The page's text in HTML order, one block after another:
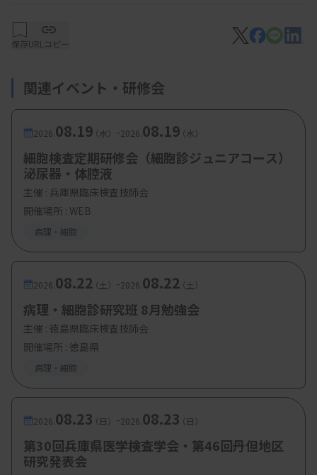
保存URLコピー
関連イベント・研修会
2026. 08.19（水） -2026. 08.19（水）
細胞検査定期研修会（細胞診ジュニアコース）
泌尿器・体腔液
主催 : 兵庫県臨床検査技師会
開催場所 : WEB
病理・細胞
2026. 08.22（土） -2026. 08.22（土）
病理・細胞診研究班 8月勉強会
主催 : 徳島県臨床検査技師会
開催場所 : 徳島県
病理・細胞
2026. 08.23（日） -2026. 08.23（日）
第30回兵庫県医学検査学会・第46回丹但地区
研究発表会